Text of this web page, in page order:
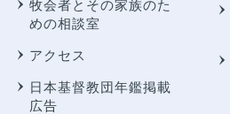
牧会者とその家族のた
めの相談室
アクセス
日本基督教団年鑑掲載
広告